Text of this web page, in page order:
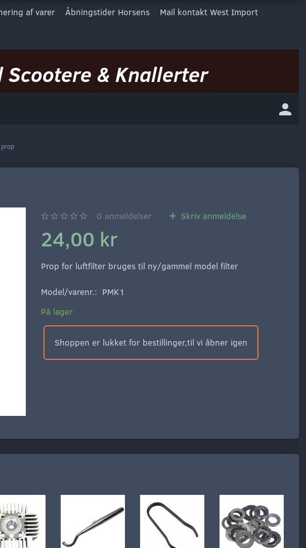
af varer Åbningstider Horsens Mail kontakt West Import
Scootere & Knallerter
0 anmeldelser Skriv anmeldelse
24,00 kr
Prop for luftfilter bruges til ny/gammel model filter
Model/varenr.: PMK1
På lager
Shoppen er lukket for bestillinger,til vi åbner igen